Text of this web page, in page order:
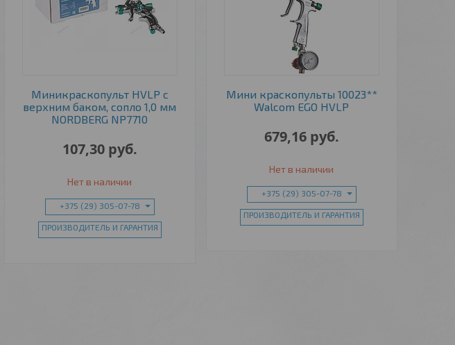
Миникраскопульт HVLP с
верхним баком, сопло 1,0 мм
NORDBERG NP7710
107,30 руб.
Нет в наличии
+375 (29) 305-07-78
ПРОИЗВОДИТЕЛЬ И ГАРАНТИЯ
Мини краскопульты 10023**
Walcom EGO HVLP
679,16 руб.
Нет в наличии
+375 (29) 305-07-78
ПРОИЗВОДИТЕЛЬ И ГАРАНТИЯ